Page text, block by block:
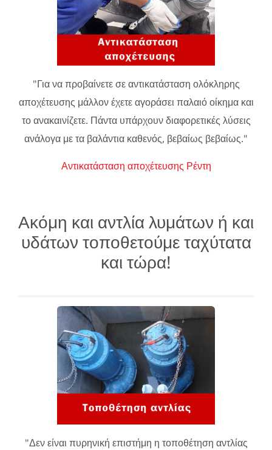
"Για να προβαίνετε σε αντικατάσταση ολόκληρης
αποχέτευσης μάλλον έχετε αγοράσει παλαιό οίκημα και
το ανακαινίζετε. Πάντα υπάρχουν διαφορετικές λύσεις
ανάλογα με τα βαλάντια καθενός, βεβαίως βεβαίως."
Αντικατάσταση αποχέτευσης Ρέντη
Ακόμη και αντλία λυμάτων ή και
υδάτων τοποθετούμε ταχύτατα
και τώρα!
"Δεν είναι πυρηνική επιστήμη η τοποθέτηση αντλίας